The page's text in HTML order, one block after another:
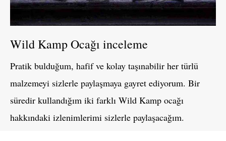
Wild Kamp Ocağı inceleme
Pratik bulduğum, hafif ve kolay taşınabilir her türlü
malzemeyi sizlerle paylaşmaya gayret ediyorum. Bir
süredir kullandığım iki farklı Wild Kamp ocağı
hakkındaki izlenimlerimi sizlerle paylaşacağım.